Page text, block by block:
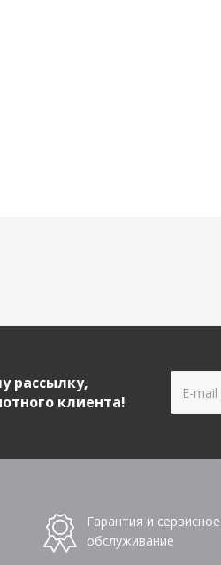
рассылку,
клиента!
Гарантия и сервисное
обслуживание